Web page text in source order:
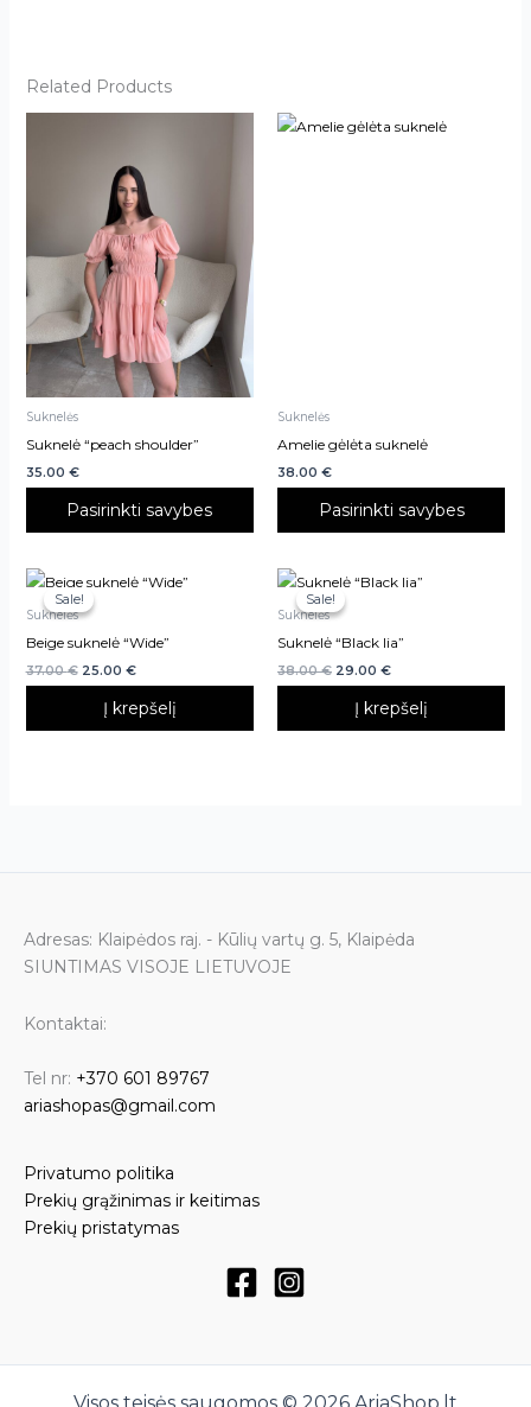
Related Products
Suknelės
Suknelė “peach shoulder”
35.00 €
Pasirinkti savybes
The
options
may
be
chosen
on
the
product
page
Suknelės
Amelie gėlėta suknelė
38.00 €
Pasirinkti savybes
This
the
product
page
Sale!
Sale!
Suknelės
Beige suknelė “Wide”
37.00€ 25.00 €
Į krepšelį
Sale!
Sale!
Suknelės
Suknelė “Black lia”
38.00€ 29.00 €
Į krepšelį
Adresas: Klaipėdos raj. - Kūlių vartų g. 5, Klaipėda
SIUNTIMAS VISOJE LIETUVOJE
Kontaktai:
Tel nr: +370 601 89767
ariashopas@gmail.com
Privatumo politika
Prekių grąžinimas ir keitimas
Prekių pristatymas